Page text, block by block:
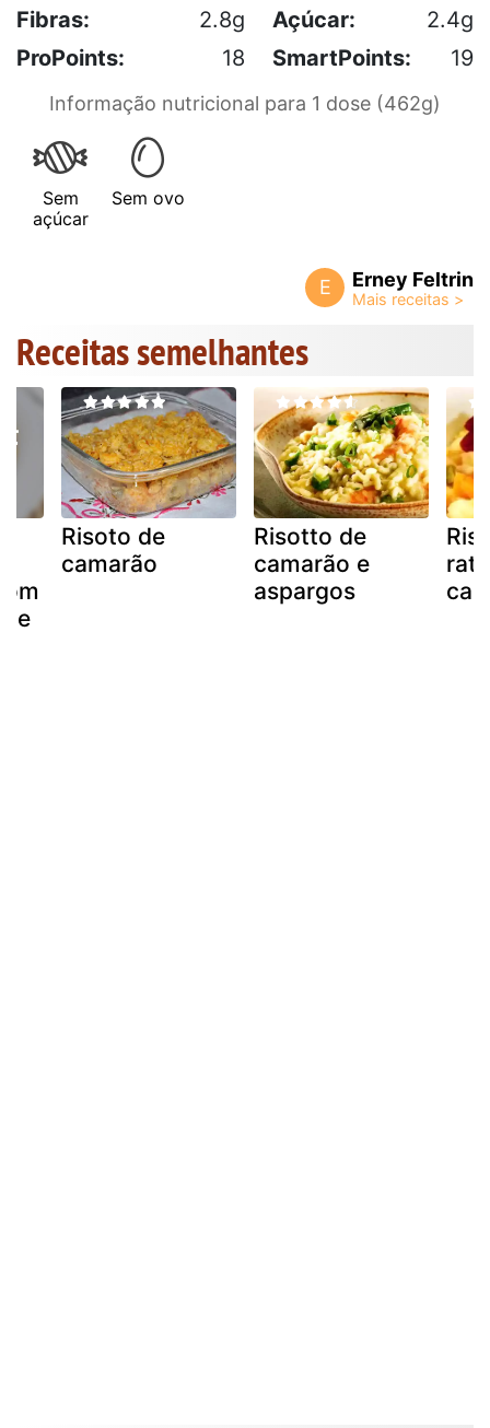
Fibras:
2.8g Açúcar:
2.4g
ProPoints:
18 SmartPoints: 19
Informação nutricional para 1 dose (462g)
Sem
açúcar
Sem ovo
E Erney Feltrin
Receitas semelhantes
Risoto de
camarão
Risotto de
camarão e
aspargos